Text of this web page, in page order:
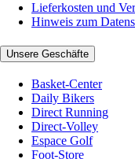
Lieferkosten und
Hinweis zum
Unsere Geschäfte
Basket-Center
Daily Bikers
Direct Running
Direct-Volley
Espace Golf
Foot-Store